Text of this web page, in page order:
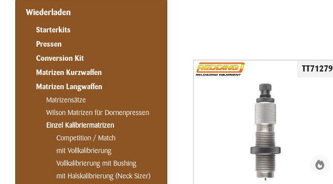
Wiederladen
Starterkits
Pressen
Conversion Kit
Matrizen Kurzwaffen
Matrizen Langwaffen
Matrizensätze
Wilson Matrizen für Dornenpressen
Einzel Kalibriermatrizen
Competition / Match
mit Vollkalibrierung
Vollkalibrierung mit Bushing
mit Halskalibrierung (Neck Sizer)
TT71279